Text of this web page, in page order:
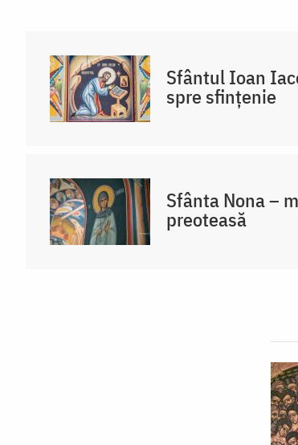
Sfântul Ioan
spre sfințenie
Sfânta Nona –
preoteasă